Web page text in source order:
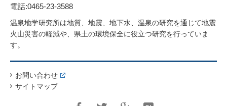
電話:0465-23-3588
温泉地学研究所は地質、地震、地下水、温泉の研究を通じて地震
火山災害の軽減や、県土の環境保全に役立つ研究を行っていま
す。
お問い合わせ
サイトマップ